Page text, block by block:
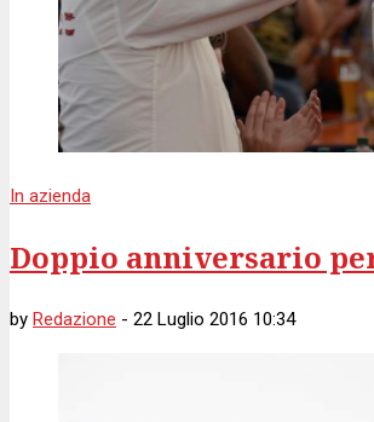
In azienda
Doppio anniversario
by Redazione - 22 Luglio 2016 10:34